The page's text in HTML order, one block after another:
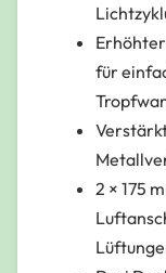
für
2 × 175